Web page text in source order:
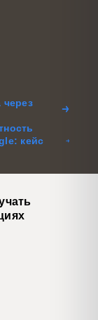
через
кейс